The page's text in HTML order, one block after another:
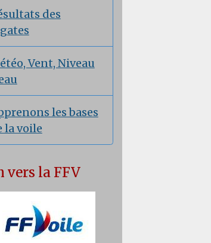
des
Vent, Niveau
les bases
la voile
vers la FFV